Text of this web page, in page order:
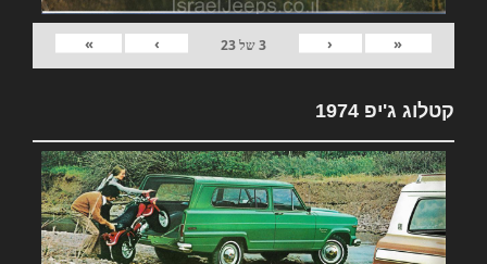
«
‹
3של23
›
»
קטלוג ג'יפ 1974